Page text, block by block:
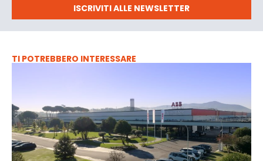
ISCRIVITI ALLE NEWSLETTER
TI POTREBBERO INTERESSARE